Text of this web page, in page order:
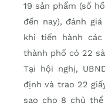
19 sản phẩm (số
đến nay), đánh
khi tiến hành
thành phố có 22
Tại hội nghị,
định và trao 22
sao cho 8 chủ thể